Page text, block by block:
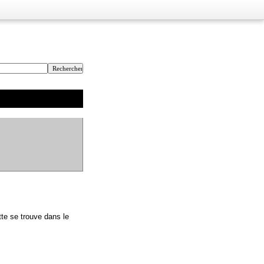
se trouve dans le